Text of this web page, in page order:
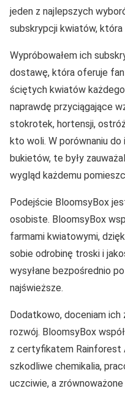
jeden z najlepszych
subskrypcji kwiatów, która
Wypróbowałem ich
dostawę, która oferuje
ściętych kwiatów każdego
naprawdę przyciągające
stokrotek, hortensji,
kto woli. W porównaniu
bukietów, te były
wygląd każdemu
Podejście BloomsyBox
osobiste. BloomsyBox
farmami kwiatowymi,
sobie odrobinę troski i
wysyłane bezpośrednio
najświeższe.
Dodatkowo, doceniam ich
rozwój. BloomsyBox
z certyfikatem Rainforest
szkodliwe chemikalia,
uczciwie, a